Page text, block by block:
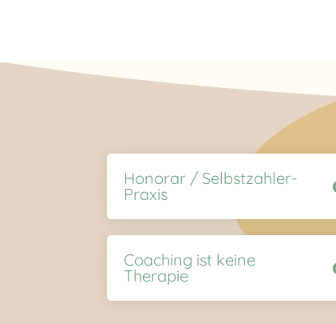
Honorar / Selbstzahler-
Praxis
Coaching ist keine
Therapie